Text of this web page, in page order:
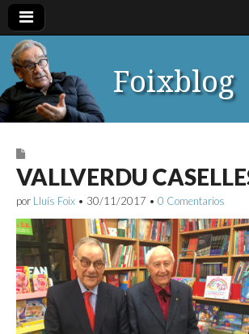
Foixblog
VALLVERDU
por Lluís Foix • 30/11/2017 • 0 Comentarios